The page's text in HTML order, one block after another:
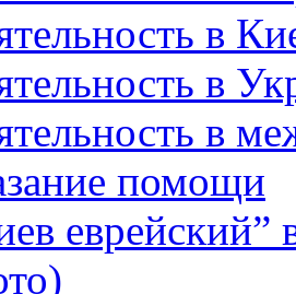
в
в
в
помощи
еврейский”